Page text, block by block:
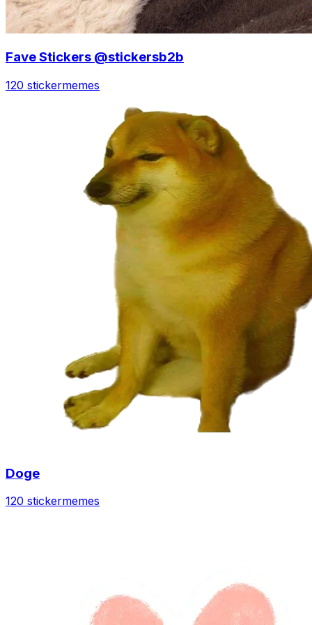
Fave Stickers @stickersb2b
120 stickermemes
Doge
120 stickermemes